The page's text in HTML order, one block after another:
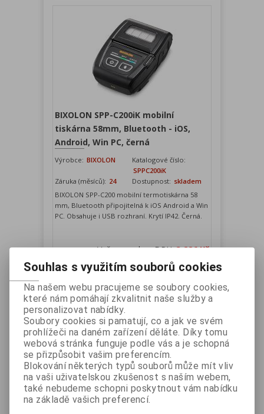
BIXOLON SPP-C200iK mobilní
tiskárna 58mm, Bluetooth - iOS,
Android, Win PC, černá
Výrobce: BIXOLON
Katalogové číslo:
SPPC200iK
Záruka (měsíců): 24 Dostupnost: skladem
BIXOLON SPP-C200 mobilní termotiskárna 58
mm, Bluetooth připojitelná k iOS Android a Win
PC. Obsahuje i USB rozhraní. Krytí IP42. Černá.
Vaše cena bez DPH:3 286 Kč
Vaše cena s DPH: 3 976 Kč
Přidat do košíku
Souhlas s využitím souborů cookies
Na našem webu pracujeme se soubory cookies,
které nám pomáhají zkvalitnit naše služby a
personalizovat nabídky.
Soubory cookies si pamatují, co a jak ve svém
prohlížeči na daném zařízení děláte. Díky tomu
webová stránka funguje podle vás a je schopná
se přizpůsobit vašim preferencím.
Blokování některých typů souborů může mít vliv
na vaši uživatelskou zkušenost s naším webem,
také nebudeme schopni poskytnout vám nabídku
na základě vašich preferencí.